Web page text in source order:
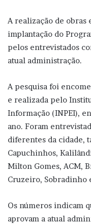
A realização de obras
implantação do
pelos entrevistados
atual
A pesquisa foi
e realizada pelo
Informação (INPEI),
ano. Foram
diferentes da cidade,
Capuchinhos,
Milton Gomes, ACM,
Cruzeiro, Sobradinho
Os números indicam
aprovam a atual